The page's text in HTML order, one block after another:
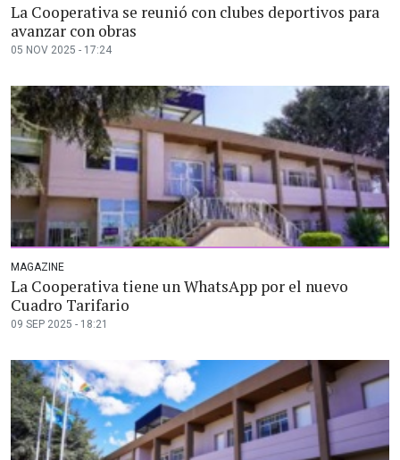
La Cooperativa se reunió con clubes deportivos para
avanzar con obras
05 NOV 2025 - 17:24
MAGAZINE
La Cooperativa tiene un WhatsApp por el nuevo
Cuadro Tarifario
09 SEP 2025 - 18:21